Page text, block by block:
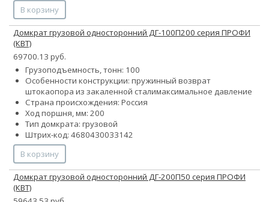
В корзину
Домкрат грузовой односторонний ДГ-100П200 серия ПРОФИ
(КВТ)
69700.13 руб.
Грузоподъемность, тонн: 100
Особенности конструкции: пружинный возврат
штокаопора из закаленной сталимаксимальное давление
Страна происхождения: Россия
Ход поршня, мм: 200
Тип домкрата: грузовой
Штрих-код: 4680430033142
В корзину
Домкрат грузовой односторонний ДГ-200П50 серия ПРОФИ
(КВТ)